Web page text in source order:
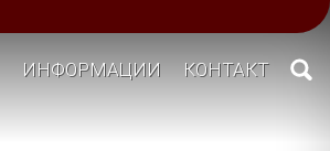
ИНФОРМАЦИИ КОНТАКТ